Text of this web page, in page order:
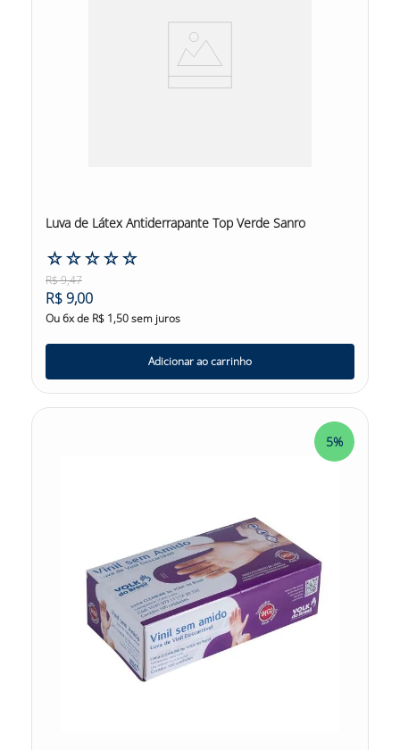
Luva de Látex Antiderrapante Top Verde Sanro
☆☆☆☆☆
R$9,47
R$9,00
Ou6x de R$ 1,50sem juros
Adicionar ao carrinho
5%